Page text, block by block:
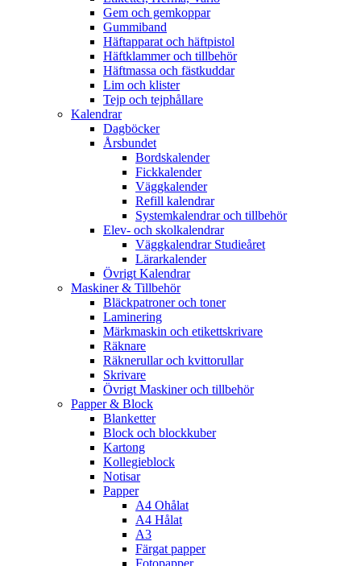
Gem och gemkoppar
Gummiband
Häftapparat och häftpistol
Häftklammer och tillbehör
Häftmassa och fästkuddar
Lim och klister
Tejp och tejphållare
Kalendrar
Dagböcker
Årsbundet
Bordskalender
Fickkalender
Väggkalender
Refill kalendrar
Systemkalendrar och tillbehör
Elev- och skolkalendrar
Väggkalendrar Studieåret
Lärarkalender
Övrigt Kalendrar
Maskiner & Tillbehör
Bläckpatroner och toner
Laminering
Märkmaskin och etikettskrivare
Räknare
Räknerullar och kvittorullar
Skrivare
Övrigt Maskiner och tillbehör
Papper & Block
Blanketter
Block och blockkuber
Kartong
Kollegieblock
Notisar
Papper
A4 Ohålat
A4 Hålat
A3
Färgat papper
Fotopapper